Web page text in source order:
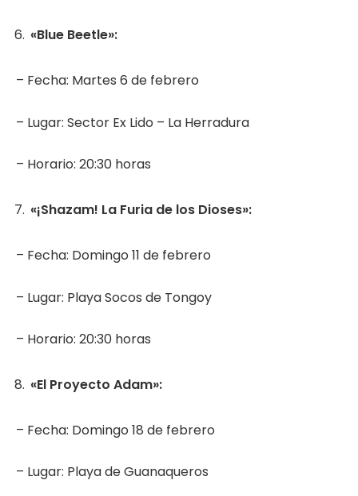
«Blue Beetle»:
– Fecha: Martes 6 de febrero
– Lugar: Sector Ex Lido – La Herradura
– Horario: 20:30 horas
«¡Shazam! La Furia de los Dioses»:
– Fecha: Domingo 11 de febrero
– Lugar: Playa Socos de Tongoy
– Horario: 20:30 horas
«El Proyecto Adam»:
– Fecha: Domingo 18 de febrero
– Lugar: Playa de Guanaqueros